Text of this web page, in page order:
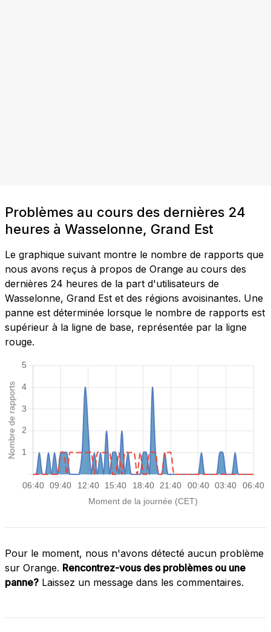
Problèmes au cours des dernières 24
heures à Wasselonne, Grand Est
Le graphique suivant montre le nombre de rapports que
nous avons reçus à propos de Orange au cours des
dernières 24 heures de la part d'utilisateurs de
Wasselonne, Grand Est et des régions avoisinantes. Une
panne est déterminée lorsque le nombre de rapports est
supérieur à la ligne de base, représentée par la ligne
rouge.
Pour le moment, nous n'avons détecté aucun problème
sur Orange. Rencontrez-vous des problèmes ou une
panne? Laissez un message dans les commentaires.